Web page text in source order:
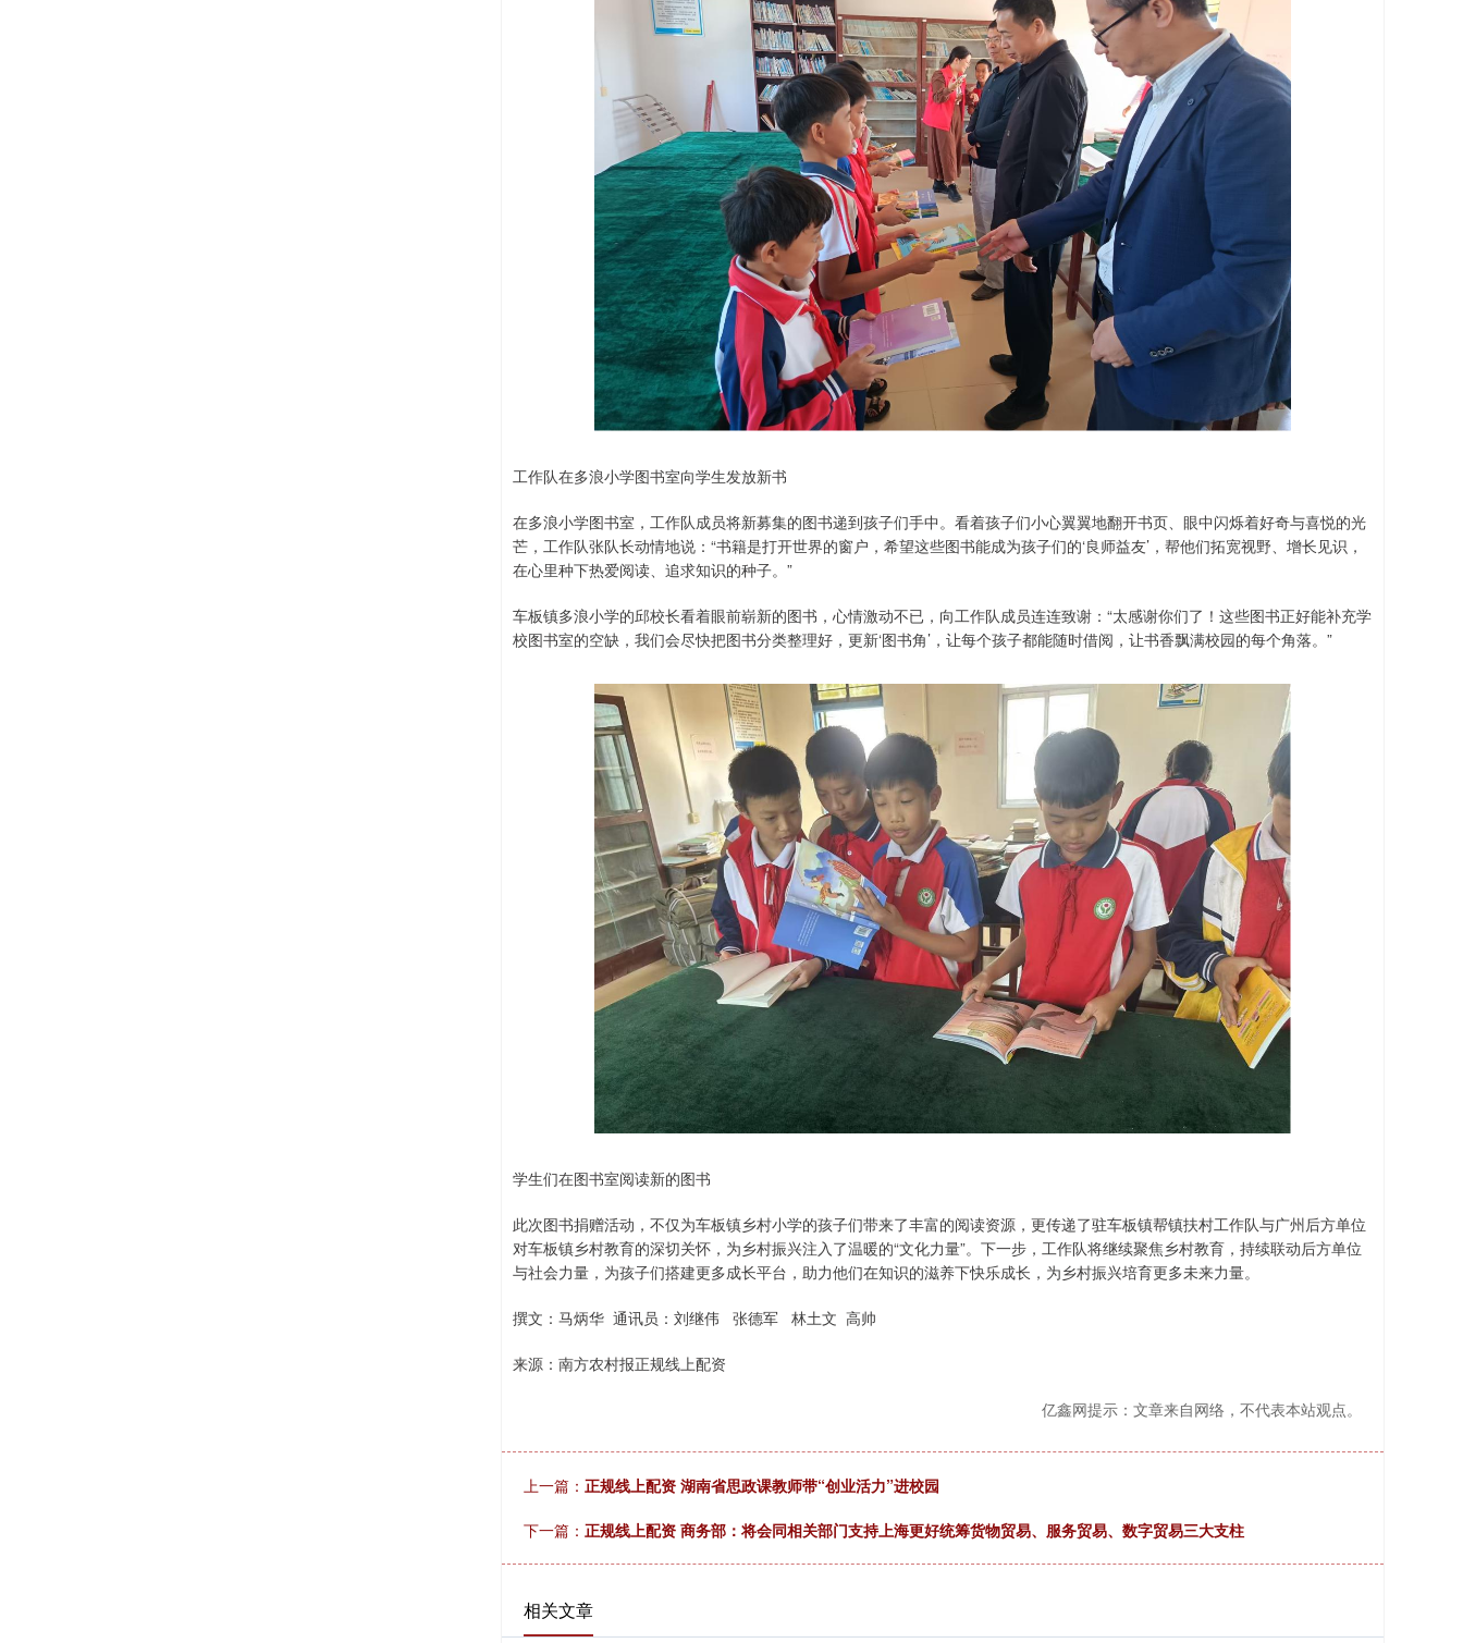
工作队在多浪小学图书室向学生发放新书
在多浪小学图书室，工作队成员将新募集的图书递到孩子们手中。看着孩子们小心翼翼地翻开书页、眼中闪烁着好奇与喜悦的光
芒，工作队张队长动情地说：“书籍是打开世界的窗户，希望这些图书能成为孩子们的‘良师益友’，帮他们拓宽视野、增长见识，
在心里种下热爱阅读、追求知识的种子。”
车板镇多浪小学的邱校长看着眼前崭新的图书，心情激动不已，向工作队成员连连致谢：“太感谢你们了！这些图书正好能补充学
校图书室的空缺，我们会尽快把图书分类整理好，更新‘图书角’，让每个孩子都能随时借阅，让书香飘满校园的每个角落。”
学生们在图书室阅读新的图书
此次图书捐赠活动，不仅为车板镇乡村小学的孩子们带来了丰富的阅读资源，更传递了驻车板镇帮镇扶村工作队与广州后方单位
对车板镇乡村教育的深切关怀，为乡村振兴注入了温暖的“文化力量”。下一步，工作队将继续聚焦乡村教育，持续联动后方单位
与社会力量，为孩子们搭建更多成长平台，助力他们在知识的滋养下快乐成长，为乡村振兴培育更多未来力量。
撰文：马炳华 通讯员：刘继伟 张德军 林土文 高帅
来源：南方农村报正规线上配资
亿鑫网提示：文章来自网络，不代表本站观点。
上一篇： 正规线上配资 湖南省思政课教师带“创业活力”进校园
下一篇： 正规线上配资 商务部：将会同相关部门支持上海更好统筹货物贸易、服务贸易、数字贸易三大支柱
相关文章